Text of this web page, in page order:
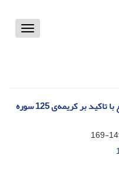
Toggle
جستاری در روش تبلیغی حضرت ابراهیم ع با تاکید بر کریمه‌ی 125 سوره